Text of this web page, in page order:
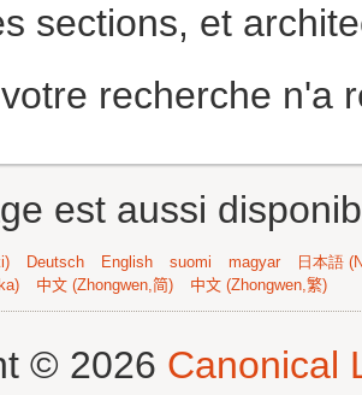
sections, et
recherche n'a
est aussi
Deutsch English suomi magyar
日本語
中文 (Zhongwen,简) 中文 (Zhongwen,繁)
© 2026 Canonical